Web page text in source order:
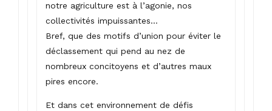
notre agriculture est à l’agonie, nos
collectivités impuissantes…
Bref, que des motifs d’union pour éviter le
déclassement qui pend au nez de
nombreux concitoyens et d’autres maux
pires encore.
Et dans cet environnement de défis